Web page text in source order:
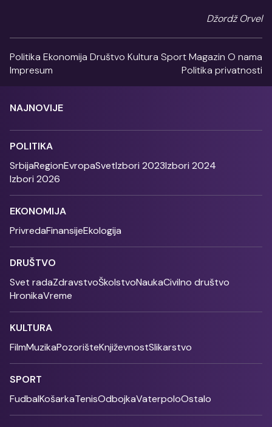
Džordž Orvel
Politika Ekonomija Društvo Kultura SportMagazin O nama
Impresum
Politika privatnosti
NAJNOVIJE
POLITIKA
SrbijaRegionEvropaSvetIzbori 2023Izbori 2024
Izbori 2026
EKONOMIJA
PrivredaFinansijeEkologija
DRUŠTVO
Svet radaZdravstvoŠkolstvoNaukaCivilno društvo
HronikaVreme
KULTURA
FilmMuzikaPozorišteKnjiževnostSlikarstvo
SPORT
FudbalKošarkaTenisOdbojkaVaterpoloOstalo